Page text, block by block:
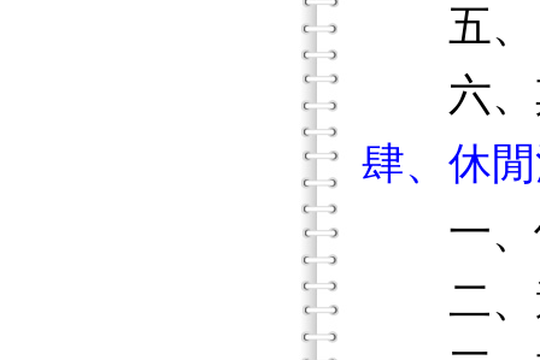
五、
六、
肆、休
一、
二、